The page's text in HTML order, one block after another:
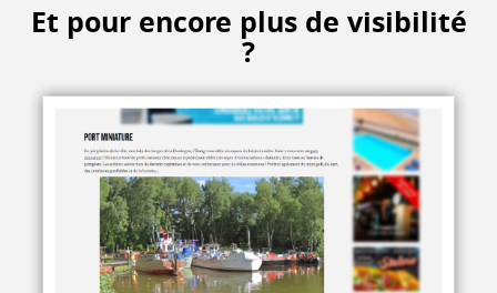
Et pour encore plus de visibilité
?